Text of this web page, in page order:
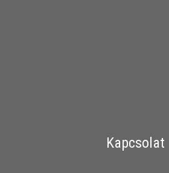
Kapcsolat